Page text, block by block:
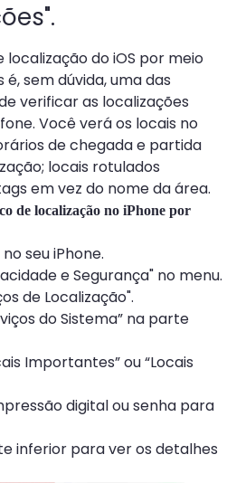
do iOS por meio
é, sem dúvida, uma das
verificar as localizações
Você verá os locais no
de chegada e partida
locais rotulados
em vez do nome da área.
de localização no iPhone por
seu iPhone.
e Segurança" no menu.
de Localização".
do Sistema” na parte
Importantes” ou “Locais
digital ou senha para
inferior para ver os detalhes